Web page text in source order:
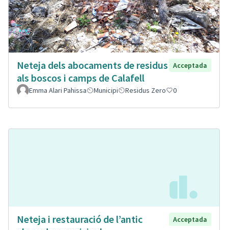
Neteja dels abocaments de residus
als boscos i camps de Calafell
Acceptada
Emma Alari Pahissa Municipi Residus Zero 0
Neteja i restauració de l’antic
Acceptada